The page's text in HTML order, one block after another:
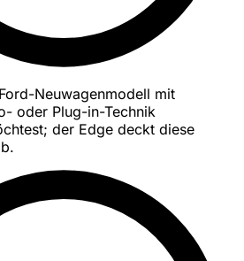
Neuwagenmodell mit
oder Plug-in-Technik
der Edge deckt diese